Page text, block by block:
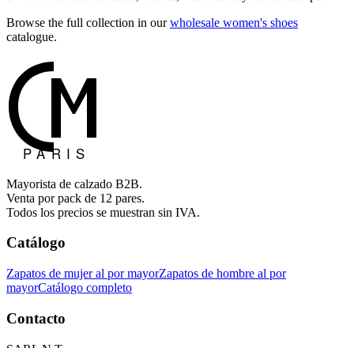
Browse the full collection in our wholesale women's shoes
catalogue.
Mayorista de calzado B2B.
Venta por pack de 12 pares.
Todos los precios se muestran sin IVA.
Catálogo
Zapatos de mujer al por mayorZapatos de hombre al por
mayorCatálogo completo
Contacto